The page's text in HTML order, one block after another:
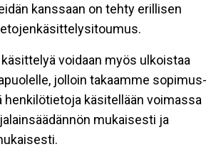
kanssaan on tehty erillisen
voidaan myös ulkoistaa
jolloin takaamme sopimus-
henkilötietoja käsitellään voimassa
mukaisesti ja